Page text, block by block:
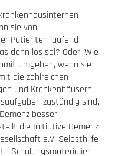
sie von
Patienten laufend
denn los sei? Oder: Wie
umgehen, wenn sie
die zahlreichen
und Krankenhäusern,
zuständig sind,
besser
die Initiative Demenz
e.V. Selbsthilfe
Schulungs­materialien